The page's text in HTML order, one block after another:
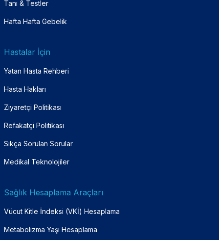
Tanı & Testler
Hafta Hafta Gebelik
Hastalar İçin
Yatan Hasta Rehberi
Hasta Hakları
Ziyaretçi Politikası
Refakatçi Politikası
Sıkça Sorulan Sorular
Medikal Teknolojiler
Sağlık Hesaplama Araçları
Vücut Kitle İndeksi (VKİ) Hesaplama
Metabolizma Yaşı Hesaplama